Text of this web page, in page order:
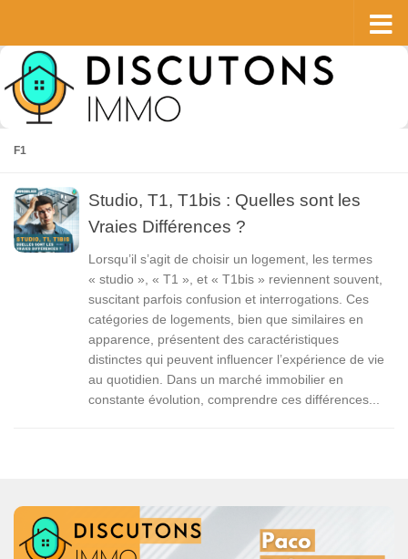
F1
Studio, T1, T1bis : Quelles sont les
Vraies Différences ?
Lorsqu’il s’agit de choisir un logement, les termes
« studio », « T1 », et « T1bis » reviennent souvent,
suscitant parfois confusion et interrogations. Ces
catégories de logements, bien que similaires en
apparence, présentent des caractéristiques
distinctes qui peuvent influencer l’expérience de vie
au quotidien. Dans un marché immobilier en
constante évolution, comprendre ces différences...